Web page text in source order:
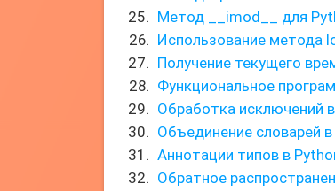
Метод __imod__ для
Использование метода
Получение текущего
Функциональное
Обработка исключений
Объединение словарей
Аннотации типов в
Обратное